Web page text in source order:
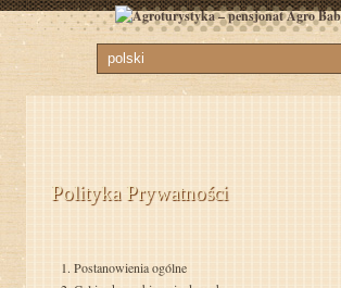
Polityka Prywatności
Postanowienia ogólne